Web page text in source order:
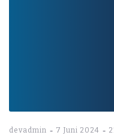
devadmin - 7 Juni 2024 -